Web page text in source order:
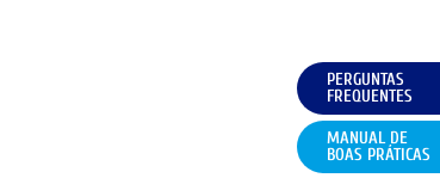
PERGUNTAS
FREQUENTES
MANUAL DE
BOAS PRÁTICAS